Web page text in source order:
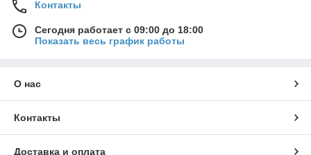
Контакты
Сегодня работает с 09:00 до 18:00
Показать весь график работы
О нас
Контакты
Доставка и оплата